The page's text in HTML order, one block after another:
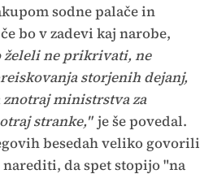
sodne palače in
bo v zadevi kaj narobe,
želeli ne prikrivati, ne
storjenih dejanj,
znotraj ministrstva za
stranke," je še povedal.
besedah veliko govorili
da spet stopijo "na